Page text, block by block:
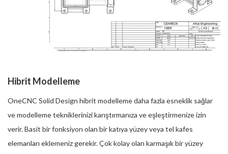
Hibrit Modelleme
OneCNC Solid Design hibrit modelleme daha fazla esneklik sağlar
ve modelleme tekniklerinizi karıştırmanıza ve eşleştirmenize izin
verir. Basit bir fonksiyon olan bir katıya yüzey veya tel kafes
elemanları eklemeniz gerekir. Çok kolay olan karmaşık bir yüzey